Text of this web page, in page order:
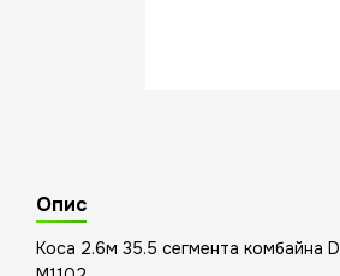
Опис
Коса 2.6м 35.5 сегмента комбайна